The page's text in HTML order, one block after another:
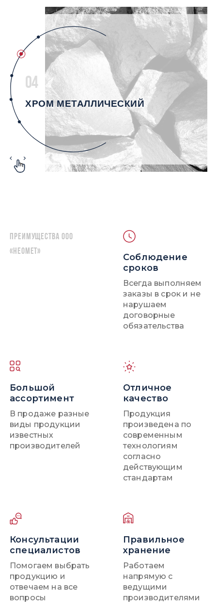
04
ХРОМ МЕТАЛЛИЧЕСКИЙ
Преимущества ООО
«НЕОМЕТ»
Соблюдение
сроков
Всегда выполняем
заказы в срок и не
нарушаем
договорные
обязательства
Большой
ассортимент
В продаже разные
виды продукции
известных
производителей
Отличное
качество
Продукция
произведена по
современным
технологиям
согласно
действующим
стандартам
Консультации
специалистов
Помогаем выбрать
продукцию и
отвечаем на все
вопросы
Правильное
хранение
Работаем
напрямую с
ведущими
производителями